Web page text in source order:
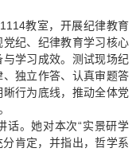
教室，开展纪律教育
纪、纪律教育学习核心
学习成效。测试现场纪
独立作答、认真审题答
行为底线，推动全体党
话。她对本次“实景研学
肯定，并指出，哲学系